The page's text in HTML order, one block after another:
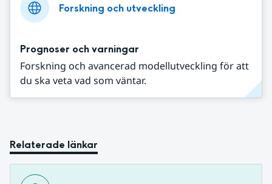
Forskning och utveckling
Prognoser och varningar
Forskning och avancerad modellutveckling för att
du ska veta vad som väntar.
Relaterade länkar